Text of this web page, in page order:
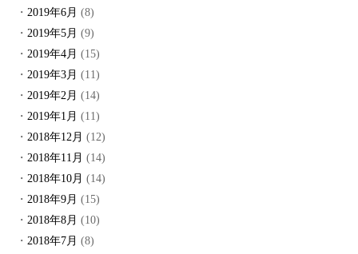
2019年6月 (8)
2019年5月 (9)
2019年4月 (15)
2019年3月 (11)
2019年2月 (14)
2019年1月 (11)
2018年12月 (12)
2018年11月 (14)
2018年10月 (14)
2018年9月 (15)
2018年8月 (10)
2018年7月 (8)